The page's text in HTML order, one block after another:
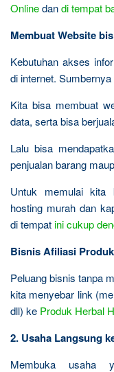
Onlinedandi tempat
Membuat Website
Kebutuhan akses
di internet.
Kita bisa membuat
data, serta bisa
Lalu bisa
penjualan barang
Untuk memulai kita
hosting murah dan
di tempatini cukup
Bisnis Afiliasi
Peluang bisnis tanpa
kita menyebar link
dll) ke Produk Herbal
2. Usaha Langsung
Membuka usaha